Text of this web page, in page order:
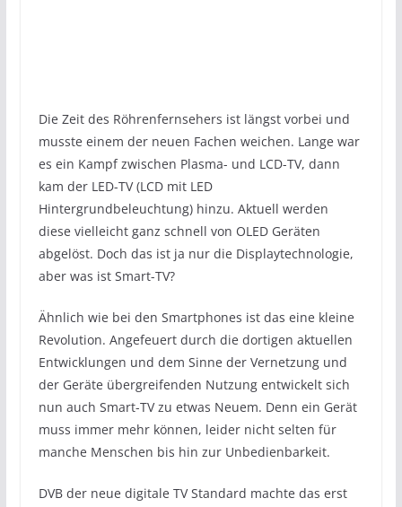
Die Zeit des Röhrenfernsehers ist längst vorbei und
musste einem der neuen Fachen weichen. Lange war
es ein Kampf zwischen Plasma- und LCD-TV, dann
kam der LED-TV (LCD mit LED
Hintergrundbeleuchtung) hinzu. Aktuell werden
diese vielleicht ganz schnell von OLED Geräten
abgelöst. Doch das ist ja nur die Displaytechnologie,
aber was ist Smart-TV?
Ähnlich wie bei den Smartphones ist das eine kleine
Revolution. Angefeuert durch die dortigen aktuellen
Entwicklungen und dem Sinne der Vernetzung und
der Geräte übergreifenden Nutzung entwickelt sich
nun auch Smart-TV zu etwas Neuem. Denn ein Gerät
muss immer mehr können, leider nicht selten für
manche Menschen bis hin zur Unbedienbarkeit.
DVB der neue digitale TV Standard machte das erst